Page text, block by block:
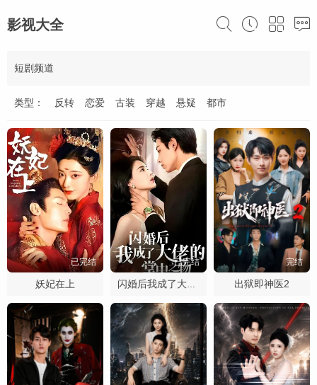
影视大全
短剧频道
类型： 反转 恋爱 古装 穿越 悬疑 都市
已完结
妖妃在上
已完结
闪婚后我成了大佬的掌中之物
完结
出狱即神医2